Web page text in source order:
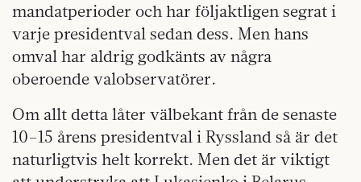
mandatperioder och har följaktligen segrat i
varje presidentval sedan dess. Men hans
omval har aldrig godkänts av några
oberoende valobservatörer.
Om allt detta låter välbekant från de senaste
10–15 årens presidentval i Ryssland så är det
naturligtvis helt korrekt. Men det är viktigt